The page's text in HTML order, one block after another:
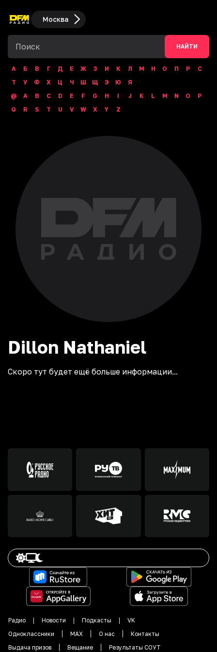
Москва
НАЙТИ
А Б В Г Д Е Ж З И К Л М Н О П Р
С
Т
У Ф Х Ц Ч Ш Щ Э Ю
Я
@
A B C D E F G H I J K L M N O
P
Q
R S T U V W X Y Z
Dillon Nathaniel
Скоро тут будет ещё больше информации...
Радио Новости Подкасты
VK
Одноклассники
MAX О нас
Контакты
Выдача призов
Вещание Результаты СОУТ